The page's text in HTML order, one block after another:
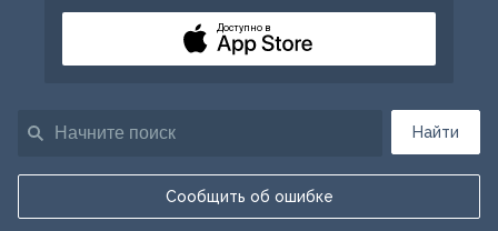
Найти
Сообщить об ошибке
Доступно в